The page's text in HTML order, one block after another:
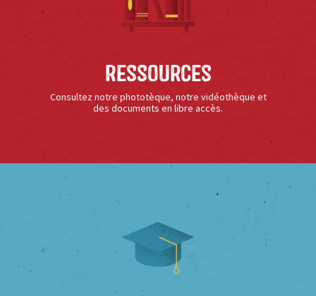
Ressources
Consultez notre phototèque, notre vidéothèque et
des documents en libre accès.